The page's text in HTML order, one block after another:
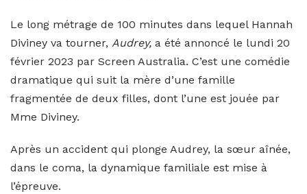
Le long métrage de 100 minutes dans lequel Hannah
Diviney va tourner, Audrey, a été annoncé le lundi 20
février 2023 par Screen Australia. C’est une comédie
dramatique qui suit la mère d’une famille
fragmentée de deux filles, dont l’une est jouée par
Mme Diviney.
Après un accident qui plonge Audrey, la sœur aînée,
dans le coma, la dynamique familiale est mise à
l’épreuve.